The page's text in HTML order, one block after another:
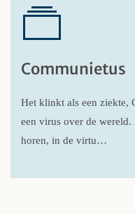
Communietus
Het klinkt als een ziekte,
een virus over de
horen, in de virtu…